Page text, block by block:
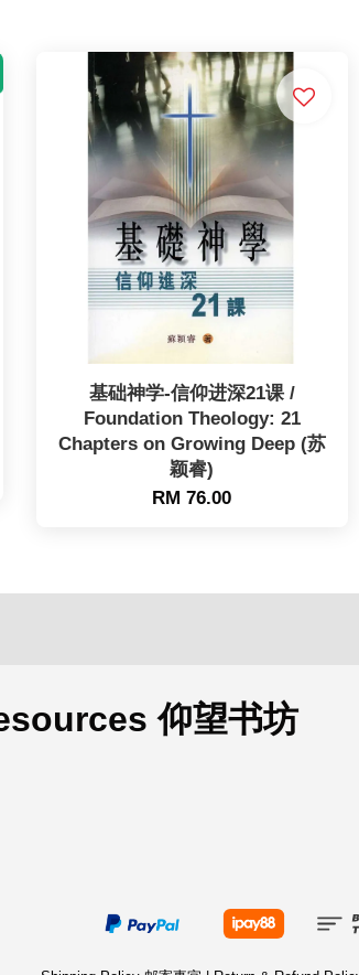
基础神学-信仰进深21课 /
Foundation Theology: 21
Chapters on Growing Deep (苏
颖睿)
RM 76.00
仰望书坊